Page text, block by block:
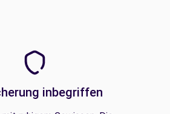
inbegriffen